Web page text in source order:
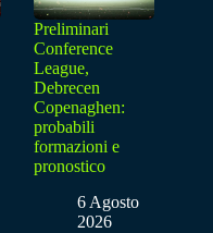
Preliminari
Conference
League,
Debrecen
Copenaghen:
probabili
formazioni e
pronostico
6 Agosto
2026